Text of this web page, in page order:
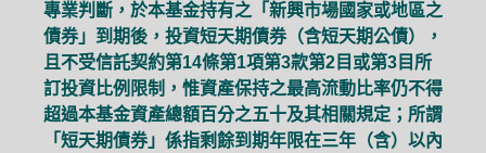
專業判斷，於本基金持有之「新興市場國家或地區之
債券」到期後，投資短天期債券（含短天期公債），
且不受信託契約第14條第1項第3款第2目或第3目所
訂投資比例限制，惟資產保持之最高流動比率仍不得
超過本基金資產總額百分之五十及其相關規定；所謂
「短天期債券」係指剩餘到期年限在三年（含）以內